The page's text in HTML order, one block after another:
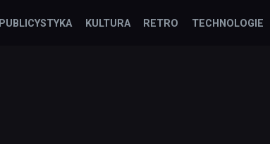
PUBLICYSTYKA KULTURA RETRO TECHNOLOGIE